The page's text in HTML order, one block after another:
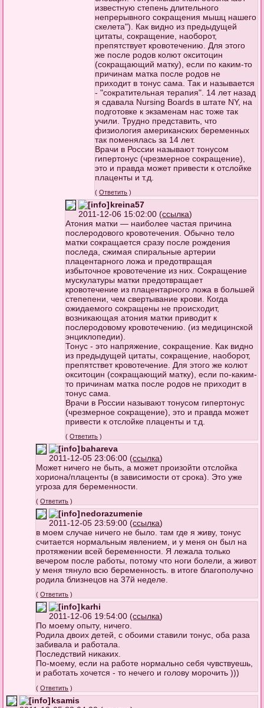
известную степень длительного
непрерывного сокращения мышц нашего
скелета"). Как видно из предыдущей
цитаты, сокращение, наоборот,
препятствует кровотечению. Для этого
же после родов колют окситоцин
(сокращающий матку), если по каким-то
причинам матка после родов не
приходит в тонус сама. Так и называется
- "сократительная терапия". 14 лет назад
я сдавала Nursing Boards в штате NY, на
подготовке к экзаменам нас тоже так
учили. Трудно представить, что
физиология американских беременных
так поменялась за 14 лет.
Врачи в России называют тонусом
гипертонус (чрезмерное сокращение),
это и правда может привести к отслойке
плаценты и т.д.
(Ответить )
kreina57
2011-12-06 15:02:00 (ссылка)
Атония матки — наиболее частая причина
послеродового кровотечения. Обычно тело
матки сокращается сразу после рождения
последа, сжимая спиральные артерии
плацентарного ложа и предотвращая
избыточное кровотечениe из них. Сокращение
мускулатуры матки предотвращает
кровотечение из плацентарного ложа в большей
степепени, чем свертывание крови. Когда
ожидаемого сокращены не происходит,
возникающая атония матки приводит к
послеродовому кровотечению. (из медицинской
энциклопедии).
Тонус - это напряжение, сокращение. Как видно
из предыдущей цитаты, сокращение, наоборот,
препятствет кровотечение. Для этого же колют
окситоцин (сокращающий матку), если по-каким-
то причинам матка после родов не приходит в
тонус сама.
Врачи в России называют тонусом гипертонус
(чрезмерное сокращение), это и правда может
привести к отслойке плаценты и т.д.
(Ответить )
bahareva
2011-12-05 23:06:00 (ссылка)
Может ничего не быть, а может произойти отслойка
хориона/плаценты (в зависимости от срока). Это уже
угроза для беременности.
(Ответить )
nedorazumenie
2011-12-05 23:59:00 (ссылка)
в моем случае ничего не было. там где я живу, тонус
считается нормальным явлением, и у меня он был на
протяжении всей беременности. Я лежала только
вечером после работы, потому что ноги болели, а живот
у меня тянуло всю беременность. в итоге благополучно
родила близнецов на 37й неделе.
(Ответить )
karhi
2011-12-06 19:54:00 (ссылка)
По моему опыту, ничего.
Родила двоих детей, с обоими ставили тонус, оба раза
забивала и работала.
Последствий никаких.
По-моему, если на работе нормально себя чувствуешь,
и работать хочется - то нечего и голову морочить )))
(Ответить )
ksamis